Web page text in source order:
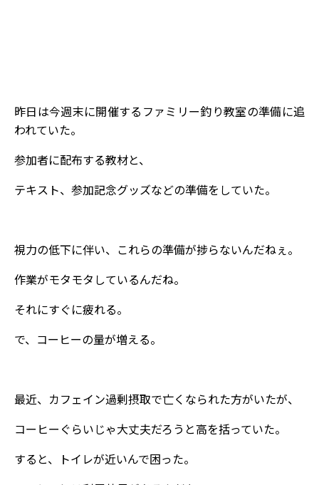
昨日は今週末に開催するファミリー釣り教室の準備に追
われていた。
参加者に配布する教材と、
テキスト、参加記念グッズなどの準備をしていた。
視力の低下に伴い、これらの準備が捗らないんだねぇ。
作業がモタモタしているんだね。
それにすぐに疲れる。
で、コーヒーの量が増える。
最近、カフェイン過剰摂取で亡くなられた方がいたが、
コーヒーぐらいじゃ大丈夫だろうと高を括っていた。
すると、トイレが近いんで困った。